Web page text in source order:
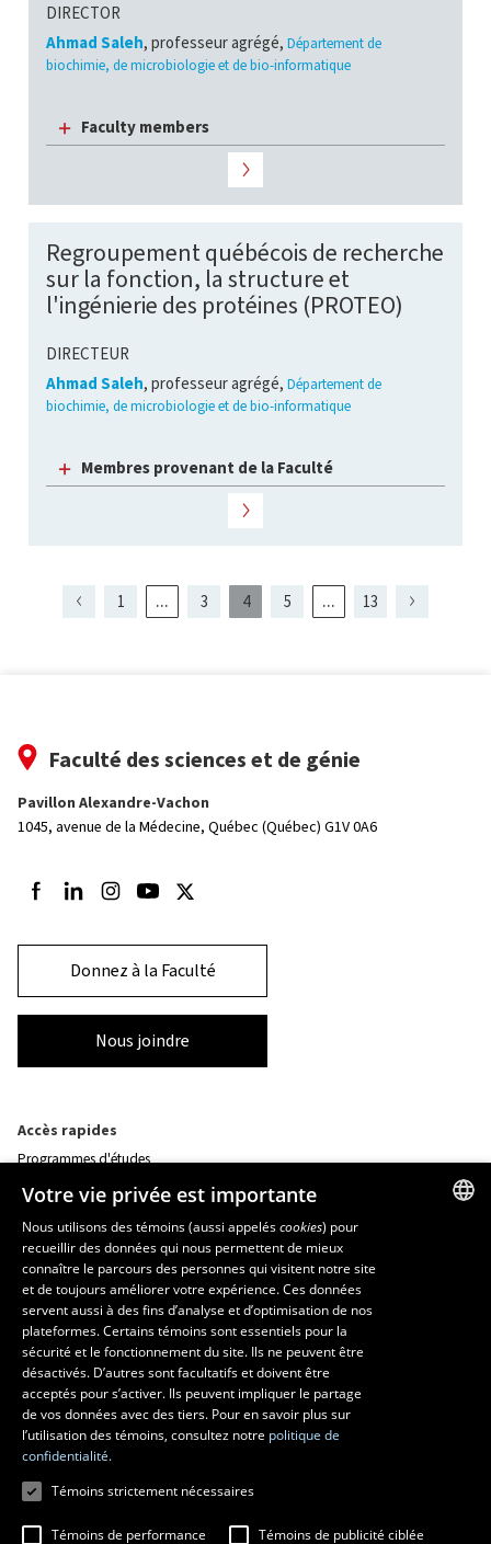
DIRECTOR
Ahmad Saleh, professeur agrégé, Département de
biochimie, de microbiologie et de bio-informatique
Faculty members
Regroupement québécois de recherche
sur la fonction, la structure et
l'ingénierie des protéines (PROTEO)
DIRECTEUR
Ahmad Saleh, professeur agrégé, Département de
biochimie, de microbiologie et de bio-informatique
Membres provenant de la Faculté
Page
Page
1 ...PagePage
3 Page
4
présentement
Page
5 ...PagePage
13
Page
Faculté des sciences et de génie
Pavillon Alexandre-Vachon
1045, avenue de la Médecine, Québec (Québec) G1V 0A6
Suivez-nous sur Facebook
Suivez-nous sur LinkedIn
Suivez-nous sur Instagram
Suivez-nous sur Youtube
Suivez-nous sur Twitter
Donnez à la Faculté
Nous joindre
Accès rapides
Programmes d'études
Nos départements et école
Foire aux questions
Ressources
monPortail
MESURES D'URGENCE
Composer le418 656-5555
Votre vie privée est importante
Nous utilisons des témoins (aussi appeléscookies) pour
recueillir des données qui nous permettent de mieux
connaître le parcours des personnes qui visitent notre site
et de toujours améliorer votre expérience. Ces données
servent aussi à des fins d’analyse et d’optimisation de nos
plateformes. Certains témoins sont essentiels pour la
sécurité et le fonctionnement du site. Ils ne peuvent être
désactivés. D’autres sont facultatifs et doivent être
acceptés pour s’activer. Ils peuvent impliquer le partage
de vos données avec des tiers. Pour en savoir plus sur
l’utilisation des témoins, consultez notre politique de
confidentialité.
Témoins strictement nécessaires
Témoins de performance Témoins de publicité ciblée